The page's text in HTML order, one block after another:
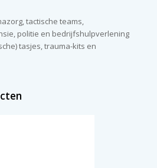
tactische teams,
politie en bedrijfshulpverlening
tasjes, trauma-kits en